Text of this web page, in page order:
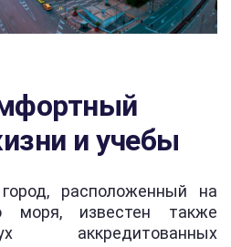
и учебы
расположенный на
моря, известен также
аккредитованных